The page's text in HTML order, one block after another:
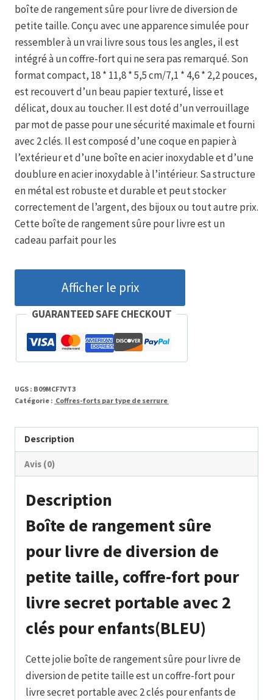
boîte de rangement sûre pour livre de diversion de
petite taille. Conçu avec une apparence simulée pour
ressembler à un vrai livre sous tous les angles, il est
intégré à un coffre-fort qui ne sera pas remarqué. Son
format compact, 18 * 11,8 * 5,5 cm/7,1 * 4,6 * 2,2 pouces,
est recouvert d’un beau papier texturé, lisse et
délicat, doux au toucher. Il est doté d’un verrouillage
par mot de passe pour une sécurité maximale et fourni
avec 2 clés. Il est composé d’une coque en papier à
l’extérieur et d’une boîte en acier inoxydable et d’une
doublure en acier inoxydable à l’intérieur. Sa structure
en métal est robuste et durable et peut stocker
correctement de l’argent, des bijoux ou tout autre prix.
Cette boîte de rangement sûre pour livre est un
cadeau parfait pour les
Afficher le prix
GUARANTEED SAFE CHECKOUT
UGS : B09MCF7VT3
Catégorie : Coffres-forts par type de serrure
Description
Avis (0)
Description
Boîte de rangement sûre
pour livre de diversion de
petite taille, coffre-fort pour
livre secret portable avec 2
clés pour enfants(BLEU)
Cette jolie boîte de rangement sûre pour livre de
diversion de petite taille est un coffre-fort pour
livre secret portable avec 2 clés pour enfants de